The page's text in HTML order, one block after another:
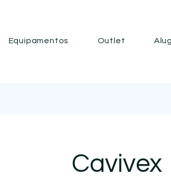
Equipamentos Outlet
Cavivex